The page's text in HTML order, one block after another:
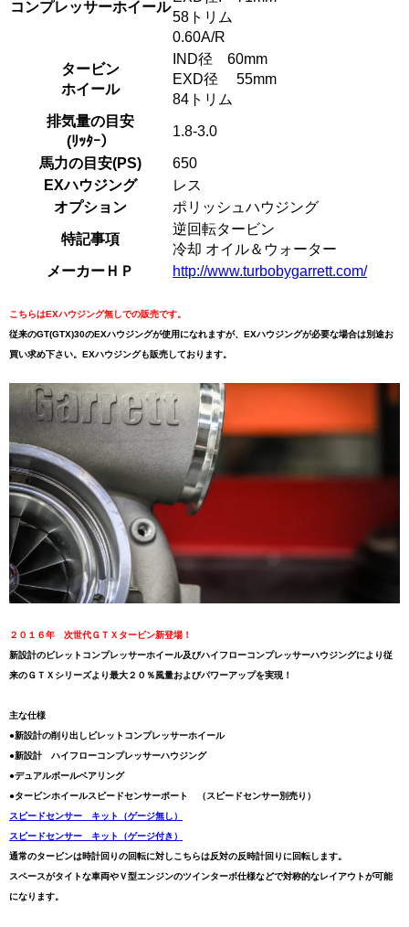
コンプレッサーホイール
58トリム
0.60A/R
タービン
ホイール
IND径 60mm
EXD径 55mm
84トリム
排気量の目安
(ﾘｯﾀｰ）
1.8-3.0
馬力の目安(PS)
650
EXハウジング
レス
オプション
ポリッシュハウジング
特記事項
逆回転タービン
冷却 オイル＆ウォーター
メーカーＨＰ
http://www.turbobygarrett.com/
こちらはEXハウジング無しでの販売です。
従来のGT(GTX)30のEXハウジングが使用になれますが、EXハウジングが必要な場合は別途お
買い求め下さい。EXハウジングも販売しております。
２０１６年 次世代ＧＴＸタービン新登場！
新設計のビレットコンプレッサーホイール及びハイフローコンプレッサーハウジングにより従
来のＧＴＸシリーズより最大２０％風量およびパワーアップを実現！
主な仕様
●新設計の削り出しビレットコンプレッサーホイール
●新設計 ハイフローコンプレッサーハウジング
●デュアルボールベアリング
●タービンホイールスピードセンサーポート （スピードセンサー別売り）
スピードセンサー キット（ゲージ無し）
スピードセンサー キット（ゲージ付き）
通常のタービンは時計回りの回転に対しこちらは反対の反時計回りに回転します。
スペースがタイトな車両やＶ型エンジンのツインターボ仕様などで対称的なレイアウトが可能
になります。